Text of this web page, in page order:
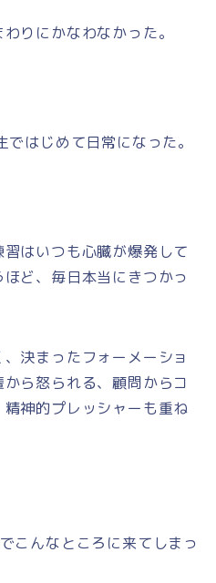
りにかなわなかった。
ではじめて日常になった。
はいつも心臓が爆発して
ど、毎日本当にきつかっ
決まったフォーメーショ
ら怒られる、顧問からコ
神的プレッシャーも重ね
こんなところに来てしまっ